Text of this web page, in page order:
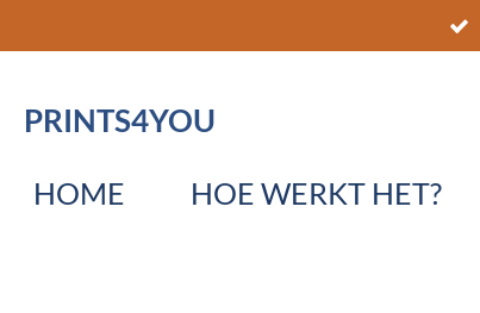
direct
dePRINTS4YOU
HOME HOE WERKT HET?